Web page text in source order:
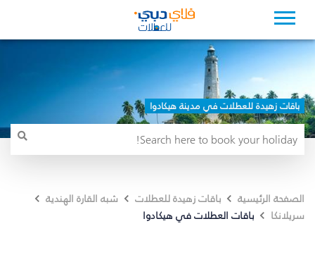
باقات زهيدة للعطلات في مدينة هيكادوا
الصفحة الرئيسية باقات زهيدة للعطلات
شبه القارة الهندية
سريلانكا
باقات العطلات في هيكادوا